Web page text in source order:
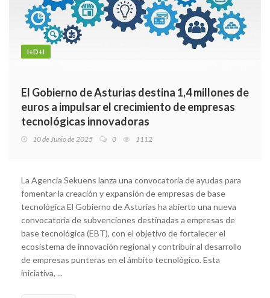
I+D+I
El Gobierno de Asturias destina 1,4 millones de
euros a impulsar el crecimiento de empresas
tecnológicas innovadoras
10 de Junio de 2025 0 1112
La Agencia Sekuens lanza una convocatoria de ayudas para
fomentar la creación y expansión de empresas de base
tecnológica El Gobierno de Asturias ha abierto una nueva
convocatoria de subvenciones destinadas a empresas de
base tecnológica (EBT), con el objetivo de fortalecer el
ecosistema de innovación regional y contribuir al desarrollo
de empresas punteras en el ámbito tecnológico. Esta
iniciativa, ...